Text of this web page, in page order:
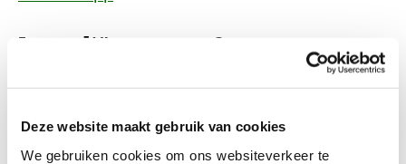
Deze website maakt gebruik van cookies
We gebruiken cookies om ons websiteverkeer te
Ingrediënten over?
welke recepten je ermee
Bewaarwijzer.